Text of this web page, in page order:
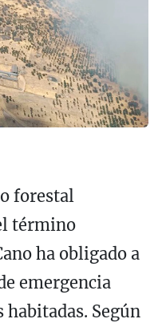
forestal
término
ha obligado a
emergencia
habitadas. Según